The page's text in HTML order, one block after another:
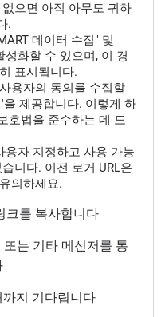
으면 아직 아무도 귀하
.
데이터 수집" 및
성화할 수 있으며, 이 경
표시됩니다.
용자의 동의를 수집할
제공합니다. 이렇게 하
호법을 준수하는 데 도
용자 지정하고 사용 가능
니다. 이전 로거 URL은
의하세요.
크를 복사합니다
는 기타 메신저를 통
지 기다립니다